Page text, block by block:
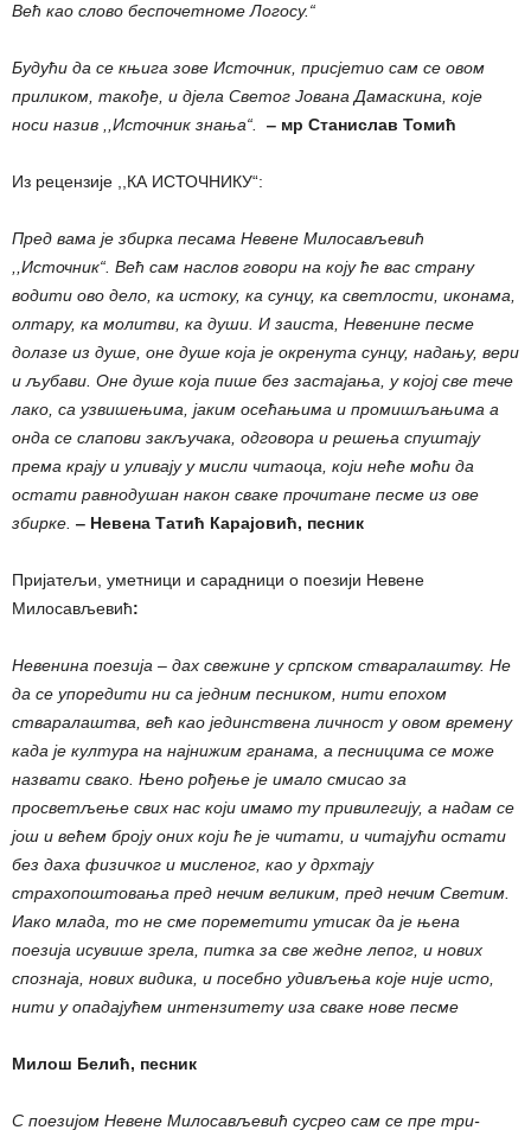
Већ као слово беспочетноме Логосу.“
Будући да се књига зове Источник, присјетио сам се овом
приликом, такође, и дјела Светог Јована Дамаскина, које
носи назив ,,Источник знања“. ‒ мр Станислав Томић
Из рецензије ,,КА ИСТОЧНИКУ“:
Пред вама је збирка песама Невене Милосављевић
,,Источник“. Већ сам наслов говори на коју ће вас страну
водити ово дело, ка истоку, ка сунцу, ка светлости, иконама,
олтару, ка молитви, ка души. И заиста, Невенине песме
долазе из душе, оне душе која је окренута сунцу, надању, вери
и љубави. Оне душе која пише без застајања, у којој све тече
лако, са узвишењима, јаким осећањима и промишљањима а
онда се слапови закључака, одговора и решења спуштају
према крају и уливају у мисли читаоца, који неће моћи да
остати равнодушан након сваке прочитане песме из ове
збирке. ‒ Невена Татић Карајовић, песник
Пријатељи, уметници и сарадници о поезији Невене
Милосављевић:
Невенина поезија – дах свежине у српском стваралаштву. Не
да се упоредити ни са једним песником, нити епохом
стваралаштва, већ као јединствена личност у овом времену
када је култура на најнижим гранама, а песницима се може
назвати свако. Њено рођење је имало смисао за
просветљење свих нас који имамо ту привилегију, а надам се
још и већем броју оних који ће је читати, и читајући остати
без даха физичког и мисленог, као у дрхтају
страхопоштовања пред нечим великим, пред нечим Светим.
Иако млада, то не сме пореметити утисак да је њена
поезија исувише зрела, питка за све жедне лепог, и нових
спознаја, нових видика, и посебно удивљења које није исто,
нити у опадајућем интензитету иза сваке нове песме
Милош Белић, песник
С поезијом Невене Милосављевић сусрео сам се пре три-